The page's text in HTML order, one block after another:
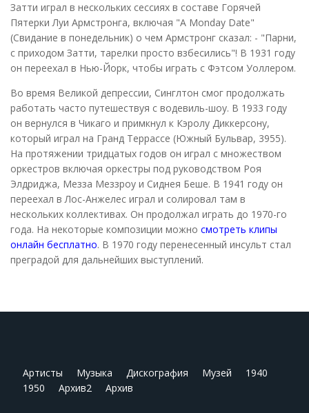
Затти играл в нескольких сессиях в составе Горячей
Пятерки Луи Армстронга, включая "A Monday Date"
(Свидание в понедельник) о чем Армстронг сказал: - "Парни,
с приходом Затти, тарелки просто взбесились"! В 1931 году
он переехал в Нью-Йорк, чтобы играть с Фэтсом Уоллером.
Во время Великой депрессии, Синглтон смог продолжать
работать часто путешествуя с водевиль-шоу. В 1933 году
он вернулся в Чикаго и примкнул к Кэролу Диккерсону,
который играл на Гранд Террассе (Южный Бульвар, 3955).
На протяжении тридцатых годов он играл с множеством
оркестров включая оркестры под руководством Роя
Элдриджа, Мезза Меззроу и Сиднея Беше. В 1941 году он
переехал в Лос-Анжелес играл и солировал там в
нескольких коллективах. Он продолжал играть до 1970-го
года. На некоторые композиции можно смотреть клипы
онлайн бесплатно. В 1970 году перенесенный инсульт стал
преградой для дальнейших выступлений.
Артисты Музыка Дискография Музей
1940
1950
Архив2 Архив